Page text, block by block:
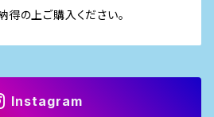
得の上ご購入ください。
Instagram